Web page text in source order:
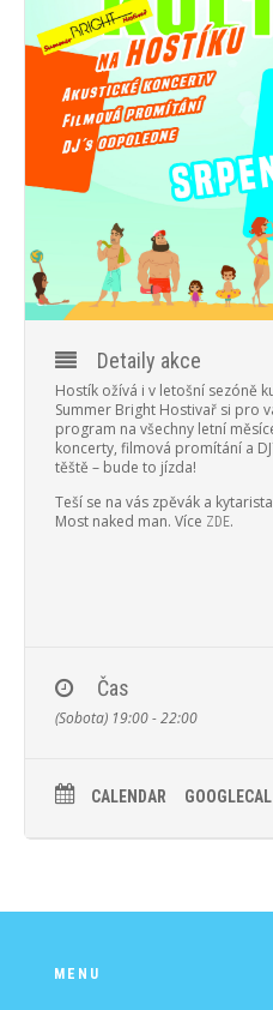
PRO FIRMY
PROGRAM
NOVINKY
WEBKAMERA
Detaily akce
Hostík ožívá i v letošní sezóně
Summer Bright Hostivař si pro
program na všechny letní
koncerty, filmová promítání a
těště – bude to jízda!
Teší se na vás zpěvák a
Most naked man. Více ZDE.
Čas
(Sobota) 19:00 - 22:00
CALENDAR GOOGLECAL
MENU